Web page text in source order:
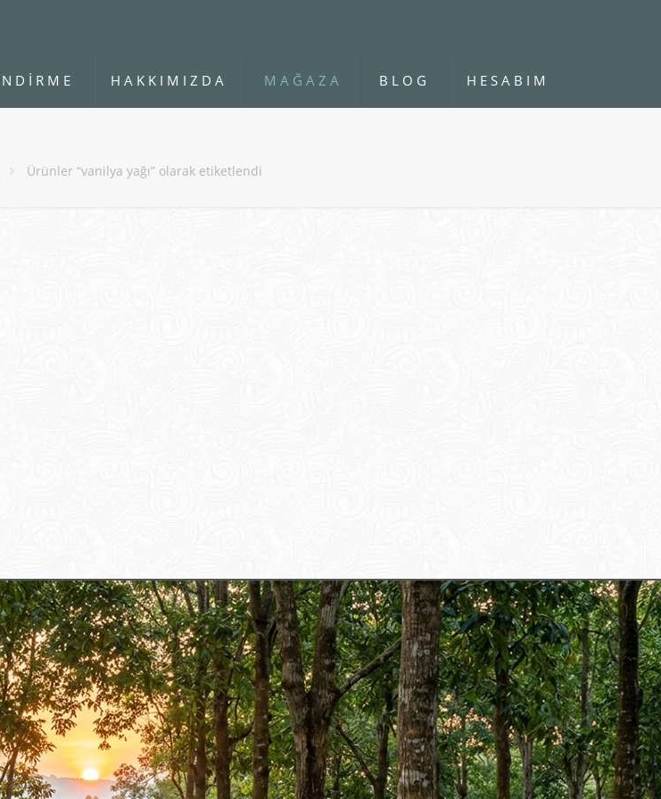
HAKKIMIZDA MAĞAZA BLOG HESABIM
Ürünler “vanilya yağı” olarak etiketlendi